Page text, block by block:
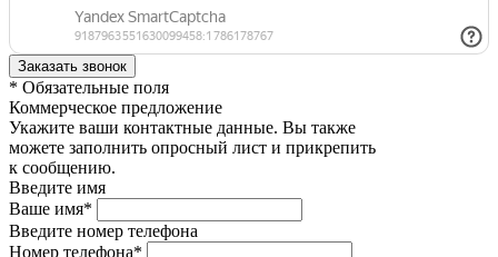
* Обязательные поля
Коммерческое предложение
Укажите ваши контактные данные. Вы также
можете заполнить опросный лист и прикрепить
к сообщению.
Введите имя
Ваше имя*
Введите номер телефона
Номер телефона*